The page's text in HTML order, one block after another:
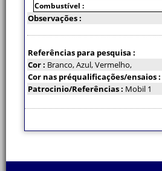
Combustível :
Observações :
Referências para pesquisa :
Cor : Branco, Azul, Vermelho,
Cor nas préqualificações/ensaios :
Patrocinio/Referências : Mobil 1